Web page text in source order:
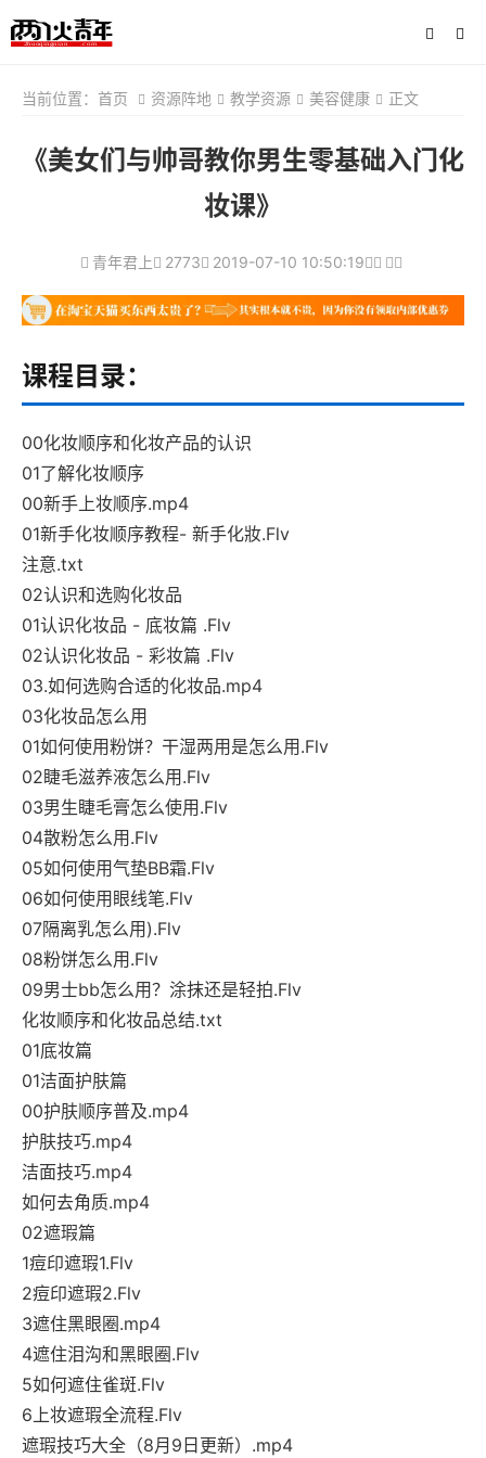
当前位置： 首页 资源阵地 教学资源 美容健康 正文
《美女们与帅哥教你男生零基础入门化
妆课》
青年君上 2773 2019-07-10 10:50:19
课程目录：
00化妆顺序和化妆产品的认识
01了解化妆顺序
00新手上妆顺序.mp4
01新手化妆顺序教程- 新手化妝.Flv
注意.txt
02认识和选购化妆品
01认识化妆品 - 底妆篇 .Flv
02认识化妆品 - 彩妆篇 .Flv
03.如何选购合适的化妆品.mp4
03化妆品怎么用
01如何使用粉饼？干湿两用是怎么用.Flv
02睫毛滋养液怎么用.Flv
03男生睫毛膏怎么使用.Flv
04散粉怎么用.Flv
05如何使用气垫BB霜.Flv
06如何使用眼线笔.Flv
07隔离乳怎么用).Flv
08粉饼怎么用.Flv
09男士bb怎么用？涂抹还是轻拍.Flv
化妆顺序和化妆品总结.txt
01底妆篇
01洁面护肤篇
00护肤顺序普及.mp4
护肤技巧.mp4
洁面技巧.mp4
如何去角质.mp4
02遮瑕篇
1痘印遮瑕1.Flv
2痘印遮瑕2.Flv
3遮住黑眼圈.mp4
4遮住泪沟和黑眼圈.Flv
5如何遮住雀斑.Flv
6上妆遮瑕全流程.Flv
遮瑕技巧大全（8月9日更新）.mp4